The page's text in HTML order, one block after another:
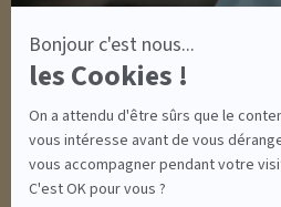
Bonjour c'est nous...
les Cookies !
On a attendu d'être sûrs que le
vous intéresse avant de vous
vous accompagner pendant votre
C'est OK pour vous ?
MENTIONS
CONDITIONS GÉNÉRALES -
POLITIQUE DE